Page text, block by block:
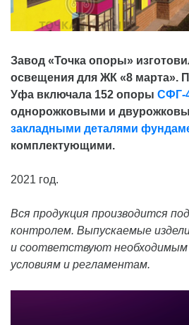
Завод «Точка опоры»
освещения для ЖК «8 марта».
Уфа включала 152 опоры СФГ-
однорожковыми и
закладными деталями
комплектующими.
2021 год.
Вся продукция производится
контролем. Выпускаемые
и соответствуют необходимым
условиям и регламентам.⠀